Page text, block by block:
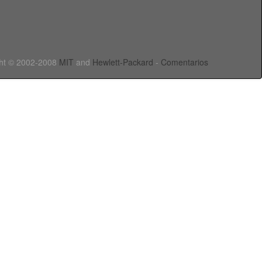
© 2002-2008 MIT and Hewlett-Packard - Comentarios